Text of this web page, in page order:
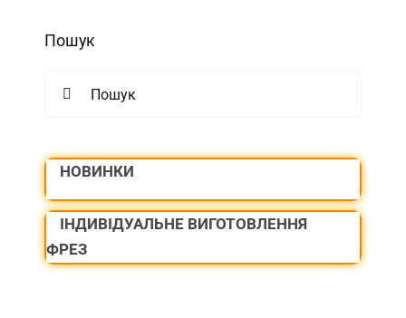
Пошук
НОВИНКИ
ІНДИВІДУАЛЬНЕ ВИГОТОВЛЕННЯ
ФРЕЗ